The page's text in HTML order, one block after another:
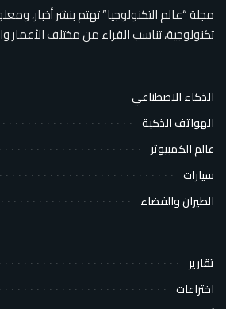
مجلة “عالم التكنولوجيا” تهتم بنشر أخبار،
تكنولوجية، تناسب القراء من مختلف الأعمار
الذكاء الاصطناعي
الهواتف الذكية
عالم الكمبيوتر
سيارات
الطيران والفضاء
تقارير
اختراعات